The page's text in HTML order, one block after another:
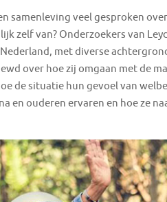
samenleving veel gesproken
zelf van? Onderzoekers van
met diverse
over hoe zij omgaan met de
de situatie hun gevoel van
en ouderen ervaren en hoe ze